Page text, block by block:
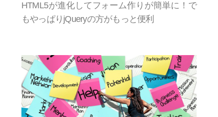
HTML5が進化してフォーム作りが簡単に！で
もやっぱりjQueryの方がもっと便利